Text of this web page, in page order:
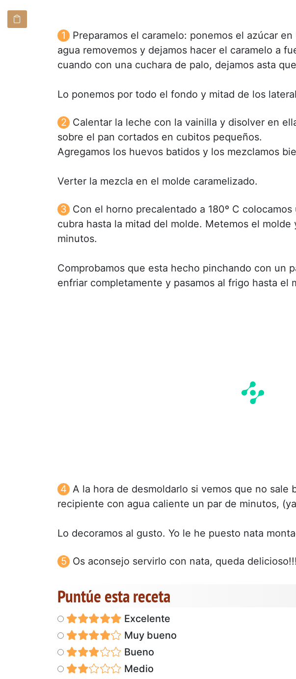
Preparamos el caramelo: ponemos el azúcar
agua removemos y dejamos hacer el caramelo a
cuando con una cuchara de palo, dejamos asta
Lo ponemos por todo el fondo y mitad de los
Calentar la leche con la vainilla y disolver en
sobre el pan cortados en cubitos pequeños.
Agregamos los huevos batidos y los mezclamos
Verter la mezcla en el molde caramelizado.
Con el horno precalentado a 180º C
cubra hasta la mitad del molde. Metemos el
minutos.
Comprobamos que esta hecho pinchando con un
enfriar completamente y pasamos al frigo hasta el
A la hora de desmoldarlo si vemos que no sale
recipiente con agua caliente un par de minutos,
Lo decoramos al gusto. Yo le he puesto nata
Os aconsejo servirlo con nata, queda delicioso!!!
Puntúe esta receta
Excelente
Muy bueno
Bueno
Medio